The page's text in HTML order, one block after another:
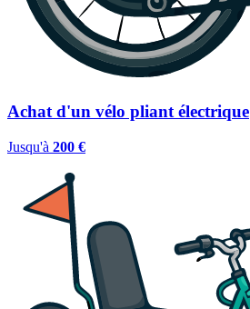
Achat d'un vélo pliant électrique
Jusqu'à 200 €